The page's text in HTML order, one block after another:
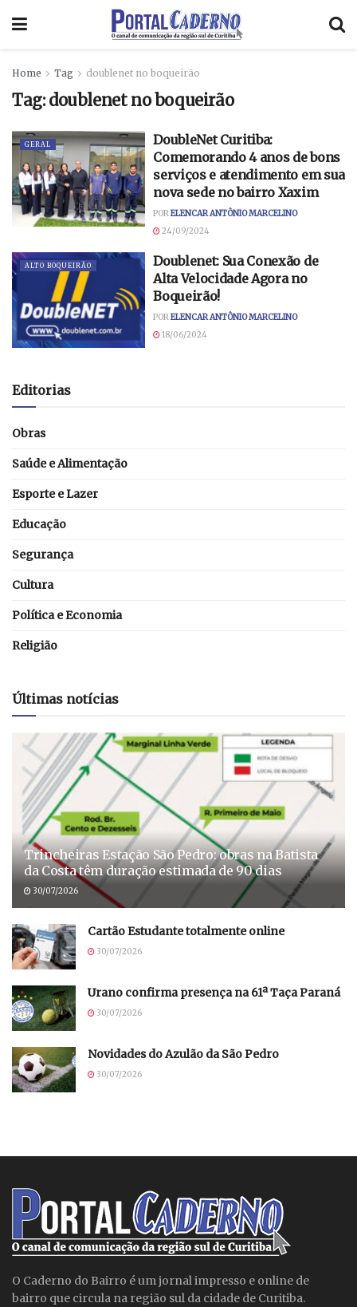
Home Tag doublenet no boqueirão
Tag: doublenet no boqueirão
GERAL
DoubleNet Curitiba:
Comemorando 4 anos de bons
serviços e atendimento em sua
nova sede no bairro Xaxim
PORELENCAR ANTÔNIO MARCELINO
24/09/2024
ALTO BOQUEIRÃO
Doublenet: Sua Conexão de
Alta Velocidade Agora no
Boqueirão!
PORELENCAR ANTÔNIO MARCELINO
18/06/2024
Editorias
Obras
Saúde e Alimentação
Esporte e Lazer
Educação
Segurança
Cultura
Política e Economia
Religião
Últimas notícias
Trincheiras Estação São Pedro: obras na Batista
da Costa têm duração estimada de 90 dias
30/07/2026
Cartão Estudante totalmente online
30/07/2026
Urano confirma presença na 61ª Taça Paraná
30/07/2026
Novidades do Azulão da São Pedro
30/07/2026
O Caderno do Bairro é um jornal impresso e online de
bairro que circula na região sul da cidade de Curitiba.